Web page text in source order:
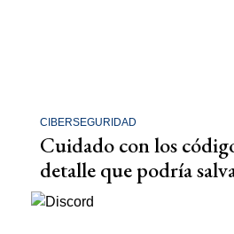
CIBERSEGURIDAD
Cuidado con los
detalle que podría